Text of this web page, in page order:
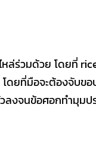
ล่ร่วมด้วย โดยที่
ยที่มือจะต้องจับขอ
งจนข้อศอกทำมุม